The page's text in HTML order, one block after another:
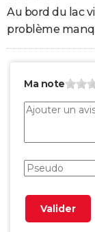
Au bord du lac
problème
Ma note